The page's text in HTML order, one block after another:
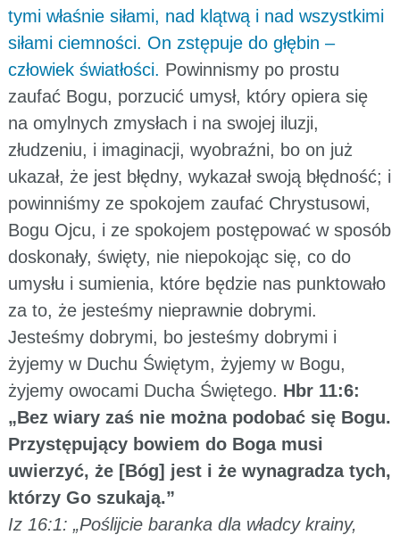
tymi właśnie siłami, nad klątwą i nad wszystkimi
siłami ciemności. On zstępuje do głębin –
człowiek światłości. Powinnismy po prostu
zaufać Bogu, porzucić umysł, który opiera się
na omylnych zmysłach i na swojej iluzji,
złudzeniu, i imaginacji, wyobraźni, bo on już
ukazał, że jest błędny, wykazał swoją błędność; i
powinniśmy ze spokojem zaufać Chrystusowi,
Bogu Ojcu, i ze spokojem postępować w sposób
doskonały, święty, nie niepokojąc się, co do
umysłu i sumienia, które będzie nas punktowało
za to, że jesteśmy nieprawnie dobrymi.
Jesteśmy dobrymi, bo jesteśmy dobrymi i
żyjemy w Duchu Świętym, żyjemy w Bogu,
żyjemy owocami Ducha Świętego. Hbr 11:6:
„Bez wiary zaś nie można podobać się Bogu.
Przystępujący bowiem do Boga musi
uwierzyć, że [Bóg] jest i że wynagradza tych,
którzy Go szukają.”
Iz 16:1: „Poślijcie baranka dla władcy krainy,